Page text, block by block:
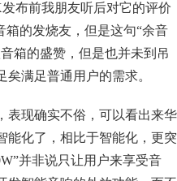
布前我朋友听后对它的评价
箱的发烧友，但是这句“余音
箱的盛赞，但是也并未到吊
满足普通用户的需求。
表现确实不俗，可以看出来华
能化了，相比于智能化，更突
并非说只让用户来享受音